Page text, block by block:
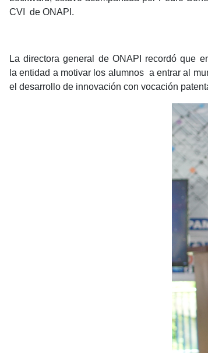
CVI de ONAPI.
La directora general de ONAPI recordó que
la entidad a motivar los alumnos a entrar al
el desarrollo de innovación con vocación